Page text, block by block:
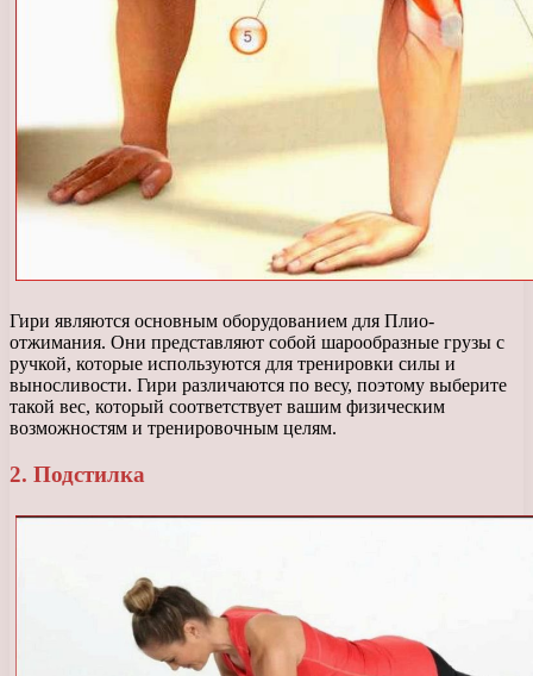
Гири являются основным оборудованием для Плио-
отжимания. Они представляют собой шарообразные грузы с
ручкой, которые используются для тренировки силы и
выносливости. Гири различаются по весу, поэтому выберите
такой вес, который соответствует вашим физическим
возможностям и тренировочным целям.
2. Подстилка